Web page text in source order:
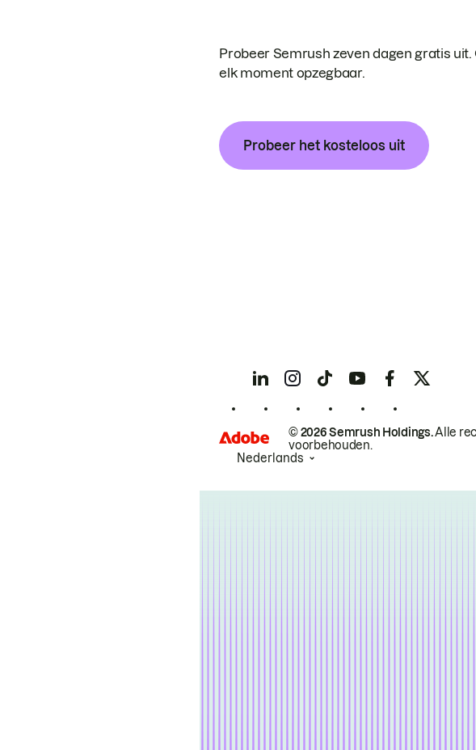
Probeer Semrush zeven dagen gratis uit.
elk moment opzegbaar.
Probeer het kosteloos uit
© 2026 Semrush Holdings.Alle
voorbehouden.
Nederlands